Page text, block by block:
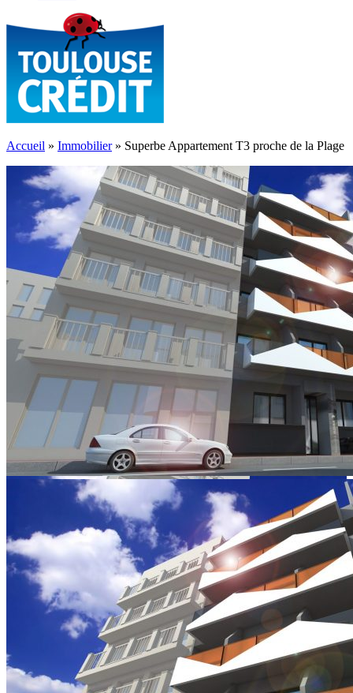
Accueil » Immobilier» Superbe Appartement T3 proche de la Plage